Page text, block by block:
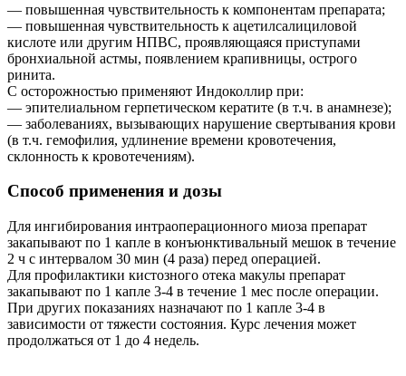
— повышенная чувствительность к компонентам препарата;
— повышенная чувствительность к ацетилсалициловой
кислоте или другим НПВС, проявляющаяся приступами
бронхиальной астмы, появлением крапивницы, острого
ринита.
С осторожностью применяют Индоколлир при:
— эпителиальном герпетическом кератите (в т.ч. в анамнезе);
— заболеваниях, вызывающих нарушение свертывания крови
(в т.ч. гемофилия, удлинение времени кровотечения,
склонность к кровотечениям).
Способ применения и дозы
Для ингибирования интраоперационного миоза препарат
закапывают по 1 капле в конъюнктивальный мешок в течение
2 ч с интервалом 30 мин (4 раза) перед операцией.
Для профилактики кистозного отека макулы препарат
закапывают по 1 капле 3-4 в течение 1 мес после операции.
При других показаниях назначают по 1 капле 3-4 в
зависимости от тяжести состояния. Курс лечения может
продолжаться от 1 до 4 недель.